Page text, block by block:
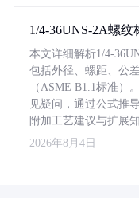
1/4-36UNS-2A螺纹
本文详细解析1/4-
包括外径、螺距、公
（ASME B1.1标准）
见疑问，通过公式推
附加工艺建议与扩展知
2026年8月4日